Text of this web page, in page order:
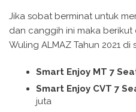
Jika sobat berminat untuk
dan canggih ini maka
Wuling ALMAZ Tahun 2021 di
Smart Enjoy MT 7
Smart Enjoy CVT 7
juta